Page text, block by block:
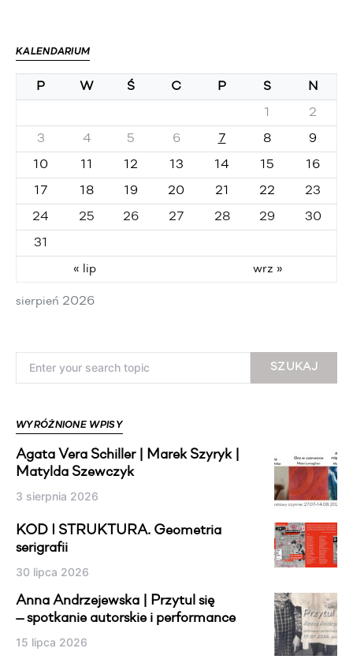
KALENDARIUM
sierpień 2026
P W Ś C P S N
1 2
3 4 5 6 7 8 9
10 11 12 13 14 15 16
17 18 19 20 21 22 23
24 25 26 27 28 29 30
31
« lip wrz »
SZUKAJ
WYRÓŻNIONE WPISY
Agata Vera Schiller | Marek Szyryk |
Matylda Szewczyk
3 sierpnia 2026
KOD I STRUKTURA. Geometria
serigrafii
30 lipca 2026
Anna Andrzejewska | Przytul się
— spotkanie autorskie i performance
15 lipca 2026